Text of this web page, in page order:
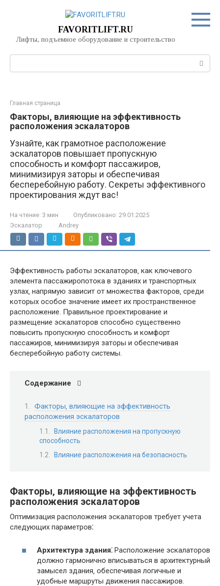
FAVORITLIFT.RU
Лифты, подъемное оборудование и строительство
Главная страница
Факторы, влияющие на эффективность
расположения эскалаторов
Узнайте, как грамотное расположение
эскалаторов повышает пропускную
способность и комфорт пассажиров,
минимизируя заторы и обеспечивая
бесперебойную работу. Секреты эффективного
проектирования ждут вас!
На чтение: 3 мин Опубликовано: 29.01.2025
Эскалатор
Andrey
Эффективность работы эскалаторов‚ как ключевого
элемента пассажиропотока в зданиях и транспортных
узлах‚ напрямую зависит от множества факторов‚ среди
которых особое значение имеет их пространственное
расположение. Правильное проектирование и
размещение эскалаторов способно существенно
повысить пропускную способность и комфорт
пассажиров‚ минимизируя заторы и обеспечивая
бесперебойную работу системы.
Содержание
Факторы‚ влияющие на эффективность
расположения эскалаторов
Влияние расположения на пропускную
способность
Влияние расположения на безопасность
Факторы‚ влияющие на эффективность
расположения эскалаторов
Оптимизация расположения эскалаторов требует учета
следующих параметров⁚
Архитектура здания⁚ Расположение эскалаторов
должно гармонично вписываться в архитектурный
замысел здания‚ обеспечивая логичные и
удобные маршруты движения пассажиров.